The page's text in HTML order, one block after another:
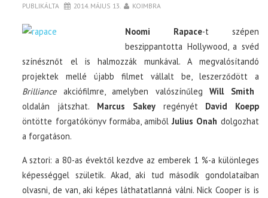
PUBLIKÁLTA 2014. MÁJUS 13. KOIMBRA
Noomi Rapace-t szépen
beszippantotta Hollywood, a svéd
színésznőt el is halmozzák munkával. A megvalósítandó
projektek mellé újabb filmet vállalt be, leszerződött a
Brillianceakciófilmre, amelyben valószínűlegWill Smith
oldalán játszhat. Marcus Sakeyregényét David Koepp
öntötte forgatókönyv formába, amibőlJulius Onah dolgozhat
a forgatáson.
A sztori: a 80-as évektől kezdve az emberek 1 %-a különleges
képességgel születik. Akad, aki tud második gondolataiban
olvasni, de van, aki képes láthatatlanná válni. Nick Cooper is is